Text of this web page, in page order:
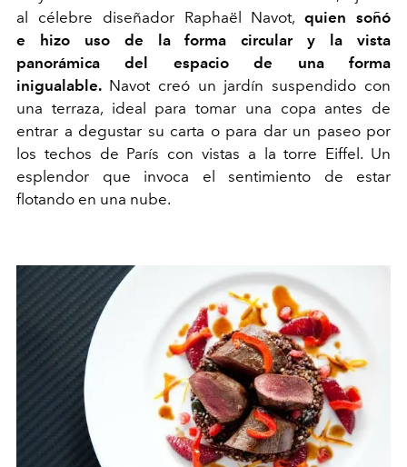
al cé lebre diseñador Raphaë Navot,quiensoñó
e hizo uso de la forma circular y la vista
panorámica del espacio de una forma
inigualable. Navotcreó un jardín suspendido con
una terraza,ideal para tomar una copa antes de
entrar a degustar su carta o para dar un paseopor
los techos de París con vistas a la torre Eiffel. Un
esplendor que invoca el sentimiento de estar
flotando en una nube.